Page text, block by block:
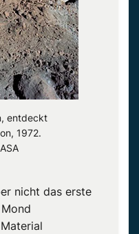
entdeckt
1972.
nicht das erste